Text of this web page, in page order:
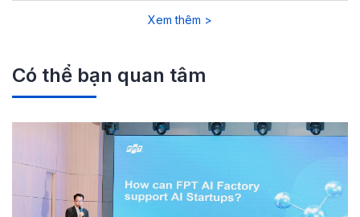
Xem thêm >
Có thể bạn quan tâm